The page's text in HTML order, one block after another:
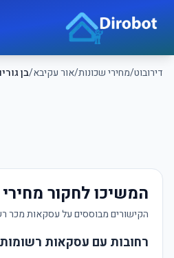
דירובוט/מחירי שכונות/אור עקיבא/בן
דירובוט
המשיכו לחקור
הקישורים מבוססים על עסקאות מכר
רחובות עם עסקאות רשומות